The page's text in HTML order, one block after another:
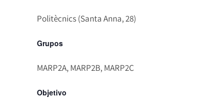
Politècnics (Santa Anna, 28)
Grupos
MARP2A, MARP2B, MARP2C
Objetivo